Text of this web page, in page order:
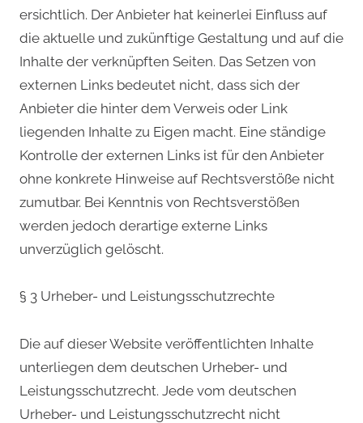
ersichtlich. Der Anbieter hat keinerlei Einfluss auf
die aktuelle und zukünftige Gestaltung und auf die
Inhalte der verknüpften Seiten. Das Setzen von
externen Links bedeutet nicht, dass sich der
Anbieter die hinter dem Verweis oder Link
liegenden Inhalte zu Eigen macht. Eine ständige
Kontrolle der externen Links ist für den Anbieter
ohne konkrete Hinweise auf Rechtsverstöße nicht
zumutbar. Bei Kenntnis von Rechtsverstößen
werden jedoch derartige externe Links
unverzüglich gelöscht.
§ 3 Urheber- und Leistungsschutzrechte
Die auf dieser Website veröffentlichten Inhalte
unterliegen dem deutschen Urheber- und
Leistungsschutzrecht. Jede vom deutschen
Urheber- und Leistungsschutzrecht nicht